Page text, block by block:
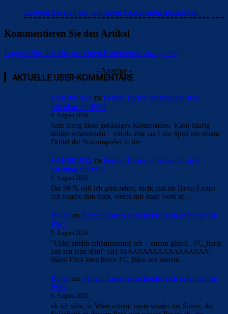
Loggen Sie sich ein, um einen Kommentar abzugeben
Kommentieren Sie den Artikel
Loggen Sie sich ein, um einen Kommentar abzugeben
- Anzeige -
AKTUELLE USER-KOMMENTARE
FAK881955 zu Ferran Torres entscheidet sich
offenbar für PSG
9. August 2026
Sehr lustig diese gehässigen Kommentare. Kann häufig
drüber schmunzeln....würde aber auch ein Spiel mit einem
Drittel der Stammspieler in der…
FAK881955 zu Ferran Torres entscheidet sich
offenbar für PSG
9. August 2026
Die 99 % will ich gern sehen, nicht mal im Barca-Forum.
Ich trauere ihm nach, werde mir dann wohl ab…
Bojan zu Ferran Torres entscheidet sich offenbar für
PSG
9. August 2026
"Uhhh ahhhh mhhmmmmm ich... cumm gleich.. FC_Barsi,
lass ihn jetzt drin!! OH JAAAAAAAAAAAAAAAAA"
Hansi Flick kurz bevor FC_Barsi aus seinem…
Bojan zu Ferran Torres entscheidet sich offenbar für
PSG
9. August 2026
ok ich sehe, in Wien scheint heute wieder die Sonne, die